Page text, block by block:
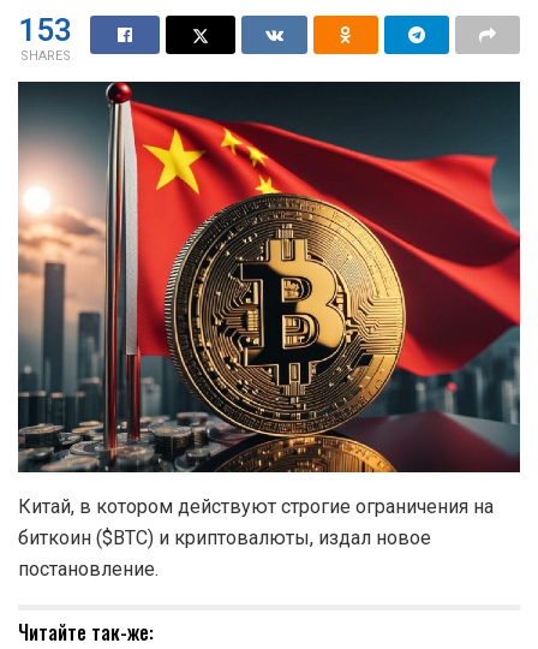
153
SHARES
Китай, в котором действуют строгие ограничения на
биткоин ($BTC) и криптовалюты, издал новое
постановление.
Читайте так-же: